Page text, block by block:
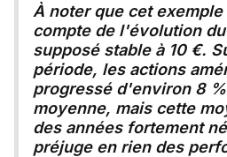
À noter que cet
compte de l'évolution
supposé stable à 10 €.
période, les actions
progressé d'environ 8
moyenne, mais cette
des années fortement
préjuge en rien des